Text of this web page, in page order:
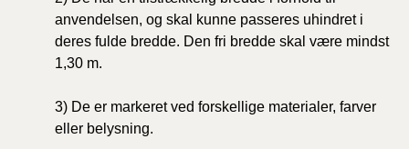
Tidligere BR (1961-
2010)
anvendelsen, og skal kunne passeres uhindret i
deres fulde bredde. Den fri bredde skal være mindst
1,30 m.
3) De er markeret ved forskellige materialer, farver
eller belysning.